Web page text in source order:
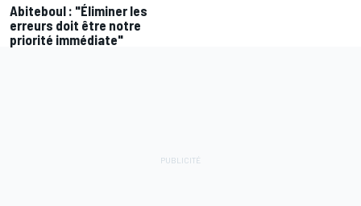
Abiteboul : "Éliminer les
erreurs doit être notre
priorité immédiate"